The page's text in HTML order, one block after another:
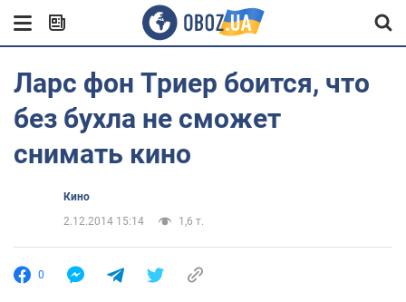
Ларс фон Триер боится, что
без бухла не сможет
снимать кино
Кино
2.12.2014 15:14
1,6 т.
0